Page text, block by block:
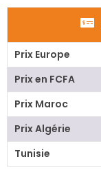
Prix Europe
Prix en FCFA
Prix Maroc
Prix Algérie
Tunisie